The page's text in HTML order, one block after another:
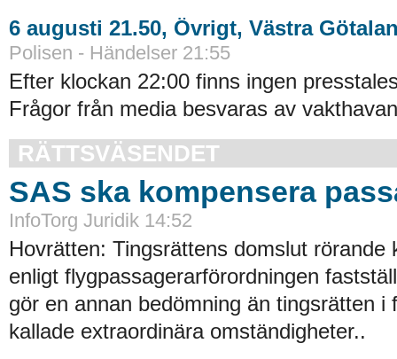
6 augusti 21.50, Övrigt, Västra
Polisen - Händelser 21:55
Efter klockan 22:00 finns ingen
Frågor från media besvaras av
RÄTTSVÄSENDET
SAS ska kompensera
InfoTorg Juridik 14:52
Hovrätten: Tingsrättens domslut rörande
enligt flygpassagerarförordningen
gör en annan bedömning än tingsrätten i
kallade extraordinära omständigheter..